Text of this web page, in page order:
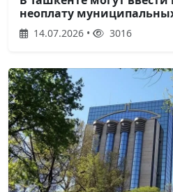
неоплату
14.07.2026 • 3016